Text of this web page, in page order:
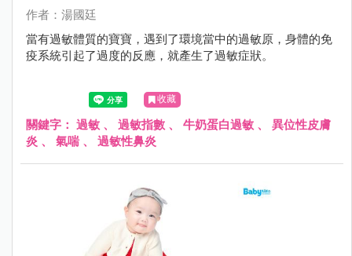
作者：湯國廷
當有過敏體質的寶寶，遇到了環境當中的過敏原，身體的免
疫系統引起了過度的反應，就產生了過敏症狀。
收藏
關鍵字： 過敏 、 過敏指數 、 牛奶蛋白過敏 、 異位性皮膚
炎 、 氣喘、 過敏性鼻炎